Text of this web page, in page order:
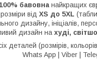
100% бавовна найкращих
від XS до 5XL
дизайну, ініціалів,
дизайн на худі,
деталей (розмірів,
Whats App | Viber |